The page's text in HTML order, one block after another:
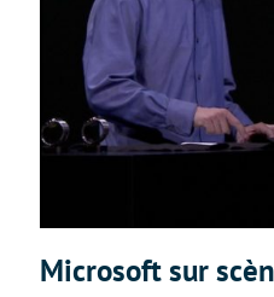
Microsoft sur